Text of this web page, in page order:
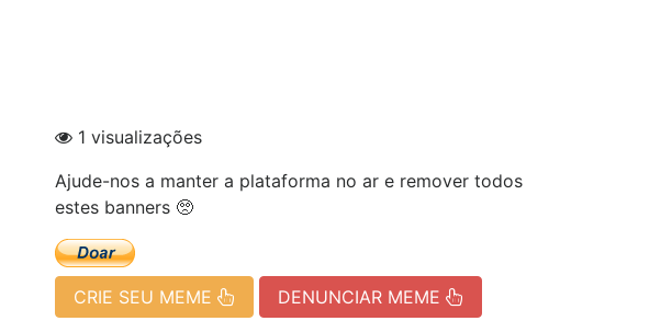
1 visualizações
Ajude-nos a manter a plataforma no ar e remover todos
estes banners 🥺
CRIE SEU MEME DENUNCIAR MEME